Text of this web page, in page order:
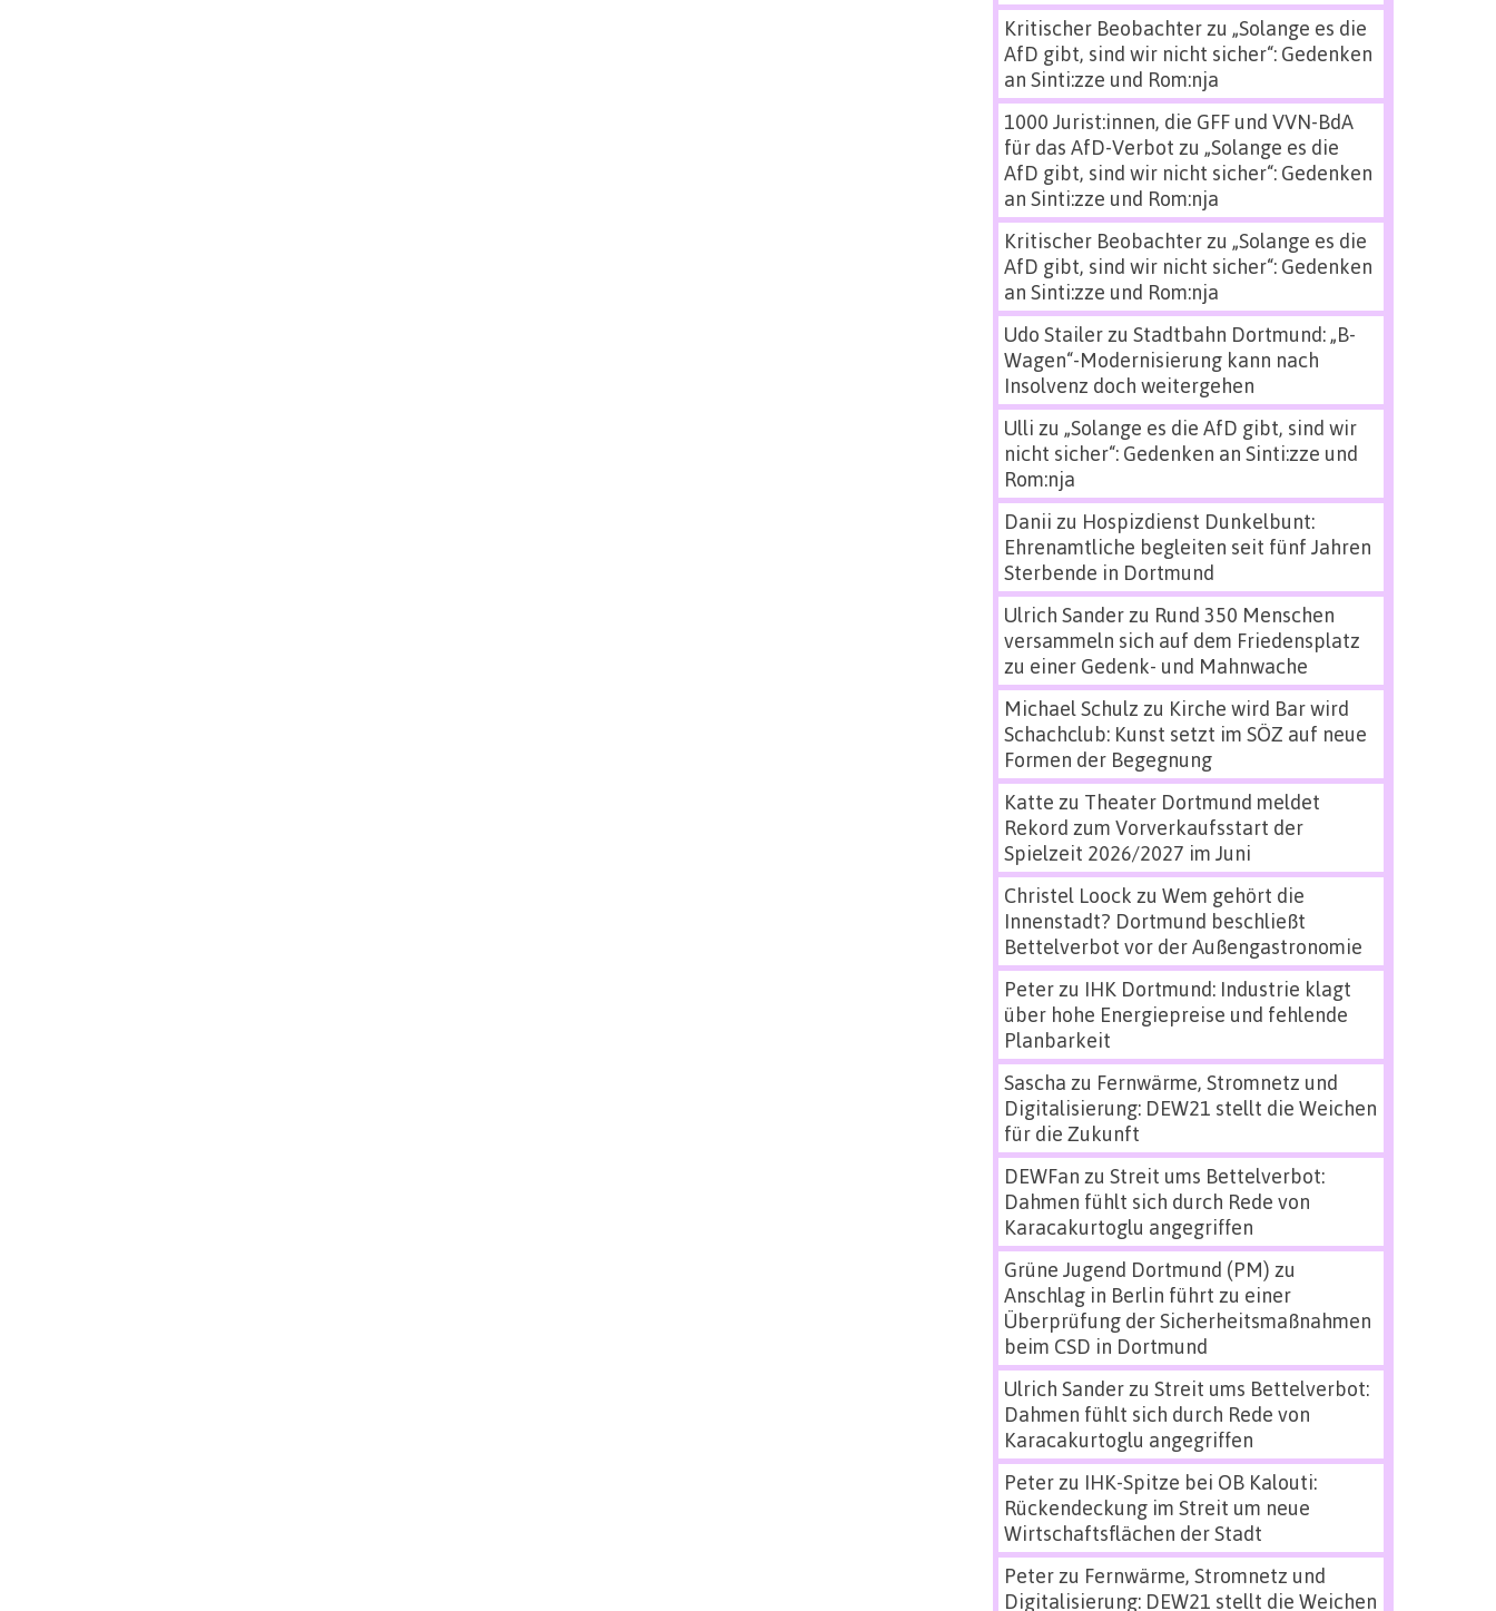
Kritischer Beobachterzu „Solange es die
AfD gibt, sind wir nicht sicher“: Gedenken
an Sinti:zze und Rom:nja
1000 Jurist:innen, die GFF und VVN-BdA
für das AfD-Verbot zu „Solange es die
AfD gibt, sind wir nicht sicher“: Gedenken
an Sinti:zze und Rom:nja
Kritischer Beobachterzu „Solange es die
AfD gibt, sind wir nicht sicher“: Gedenken
an Sinti:zze und Rom:nja
Udo Stailerzu Stadtbahn Dortmund: „B-
Wagen“-Modernisierung kann nach
Insolvenz doch weitergehen
Ulli zu „Solange es die AfD gibt, sind wir
nicht sicher“: Gedenken an Sinti:zze und
Rom:nja
Danii zu Hospizdienst Dunkelbunt:
Ehrenamtliche begleiten seit fünf Jahren
Sterbende in Dortmund
Ulrich Sanderzu Rund 350 Menschen
versammeln sich auf dem Friedensplatz
zu einer Gedenk- und Mahnwache
Michael Schulz zu Kirche wird Bar wird
Schachclub: Kunst setzt im SÖZ auf neue
Formen der Begegnung
Katte zu Theater Dortmund meldet
Rekord zum Vorverkaufsstart der
Spielzeit 2026/2027 im Juni
Christel Loock zu Wem gehört die
Innenstadt? Dortmund beschließt
Bettelverbot vor der Außengastronomie
Peterzu IHK Dortmund: Industrie klagt
über hohe Energiepreise und fehlende
Planbarkeit
Sascha zu Fernwärme, Stromnetz und
Digitalisierung: DEW21 stellt die Weichen
für die Zukunft
DEWFan zu Streit ums Bettelverbot:
Dahmen fühlt sich durch Rede von
Karacakurtoglu angegriffen
Grüne Jugend Dortmund (PM) zu
Anschlag in Berlin führt zu einer
Überprüfung der Sicherheitsmaßnahmen
beim CSD in Dortmund
Ulrich Sanderzu Streit ums Bettelverbot:
Dahmen fühlt sich durch Rede von
Karacakurtoglu angegriffen
Peterzu IHK-Spitze bei OB Kalouti:
Rückendeckung im Streit um neue
Wirtschaftsflächen der Stadt
Peterzu Fernwärme, Stromnetz und
Digitalisierung: DEW21 stellt die Weichen